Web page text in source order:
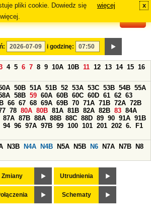
pliki cookie. Dowiedz się
więcej.
więcej x
i godzinę:
4 5 6 7 8 9 10A 10B 11 12 13 14 15 16
50B 51A 51B 52 53A 53C 53B 54B 55A
58B 59 60A 60B 60C 60D 61 62 63
66 67 68 69A 69B 70 71A 71B 72A 72B
78 80A 80B 81A 81B 82A 82B 83 84A
87A 87B 88A 88B 88C 88D 89 90 91A 91B
94 96 97A 97B 99 100 101 201 202 6.
F1
N3B N4A N4B N5A N5B N6 N7A N7B
N8
Zmiany Utrudnienia
Schematy